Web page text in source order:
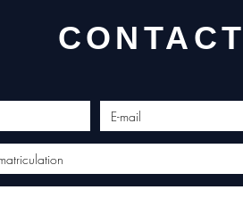
CONTACT